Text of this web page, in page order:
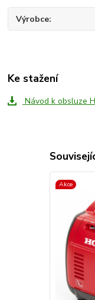
Výrobce
Ke stažení
Návod k obsluze
Akce